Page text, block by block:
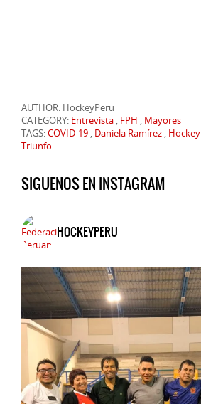
AUTHOR: HockeyPeru
CATEGORY: Entrevista , FPH , Mayores
TAGS:COVID-19 , Daniela Ramírez , Hockey
Triunfo
SIGUENOS EN INSTAGRAM
HOCKEYPERU